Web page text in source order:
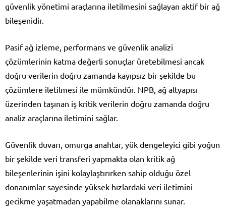
güvenlik yönetimi araçlarına iletilmesini sağlayan aktif bir ağ
bileşenidir.
Pasif ağ izleme, performans ve güvenlik analizi
çözümlerinin katma değerli sonuçlar üretebilmesi ancak
doğru verilerin doğru zamanda kayıpsız bir şekilde bu
çözümlere iletilmesi ile mümkündür. NPB, ağ altyapısı
üzerinden taşınan iş kritik verilerin doğru zamanda doğru
analiz araçlarına iletimini sağlar.
Güvenlik duvarı, omurga anahtar, yük dengeleyici gibi yoğun
bir şekilde veri transferi yapmakta olan kritik ağ
bileşenlerinin işini kolaylaştırırken sahip olduğu özel
donanımlar sayesinde yüksek hızlardaki veri iletimini
gecikme yaşatmadan yapabilme olanaklarını sunar.